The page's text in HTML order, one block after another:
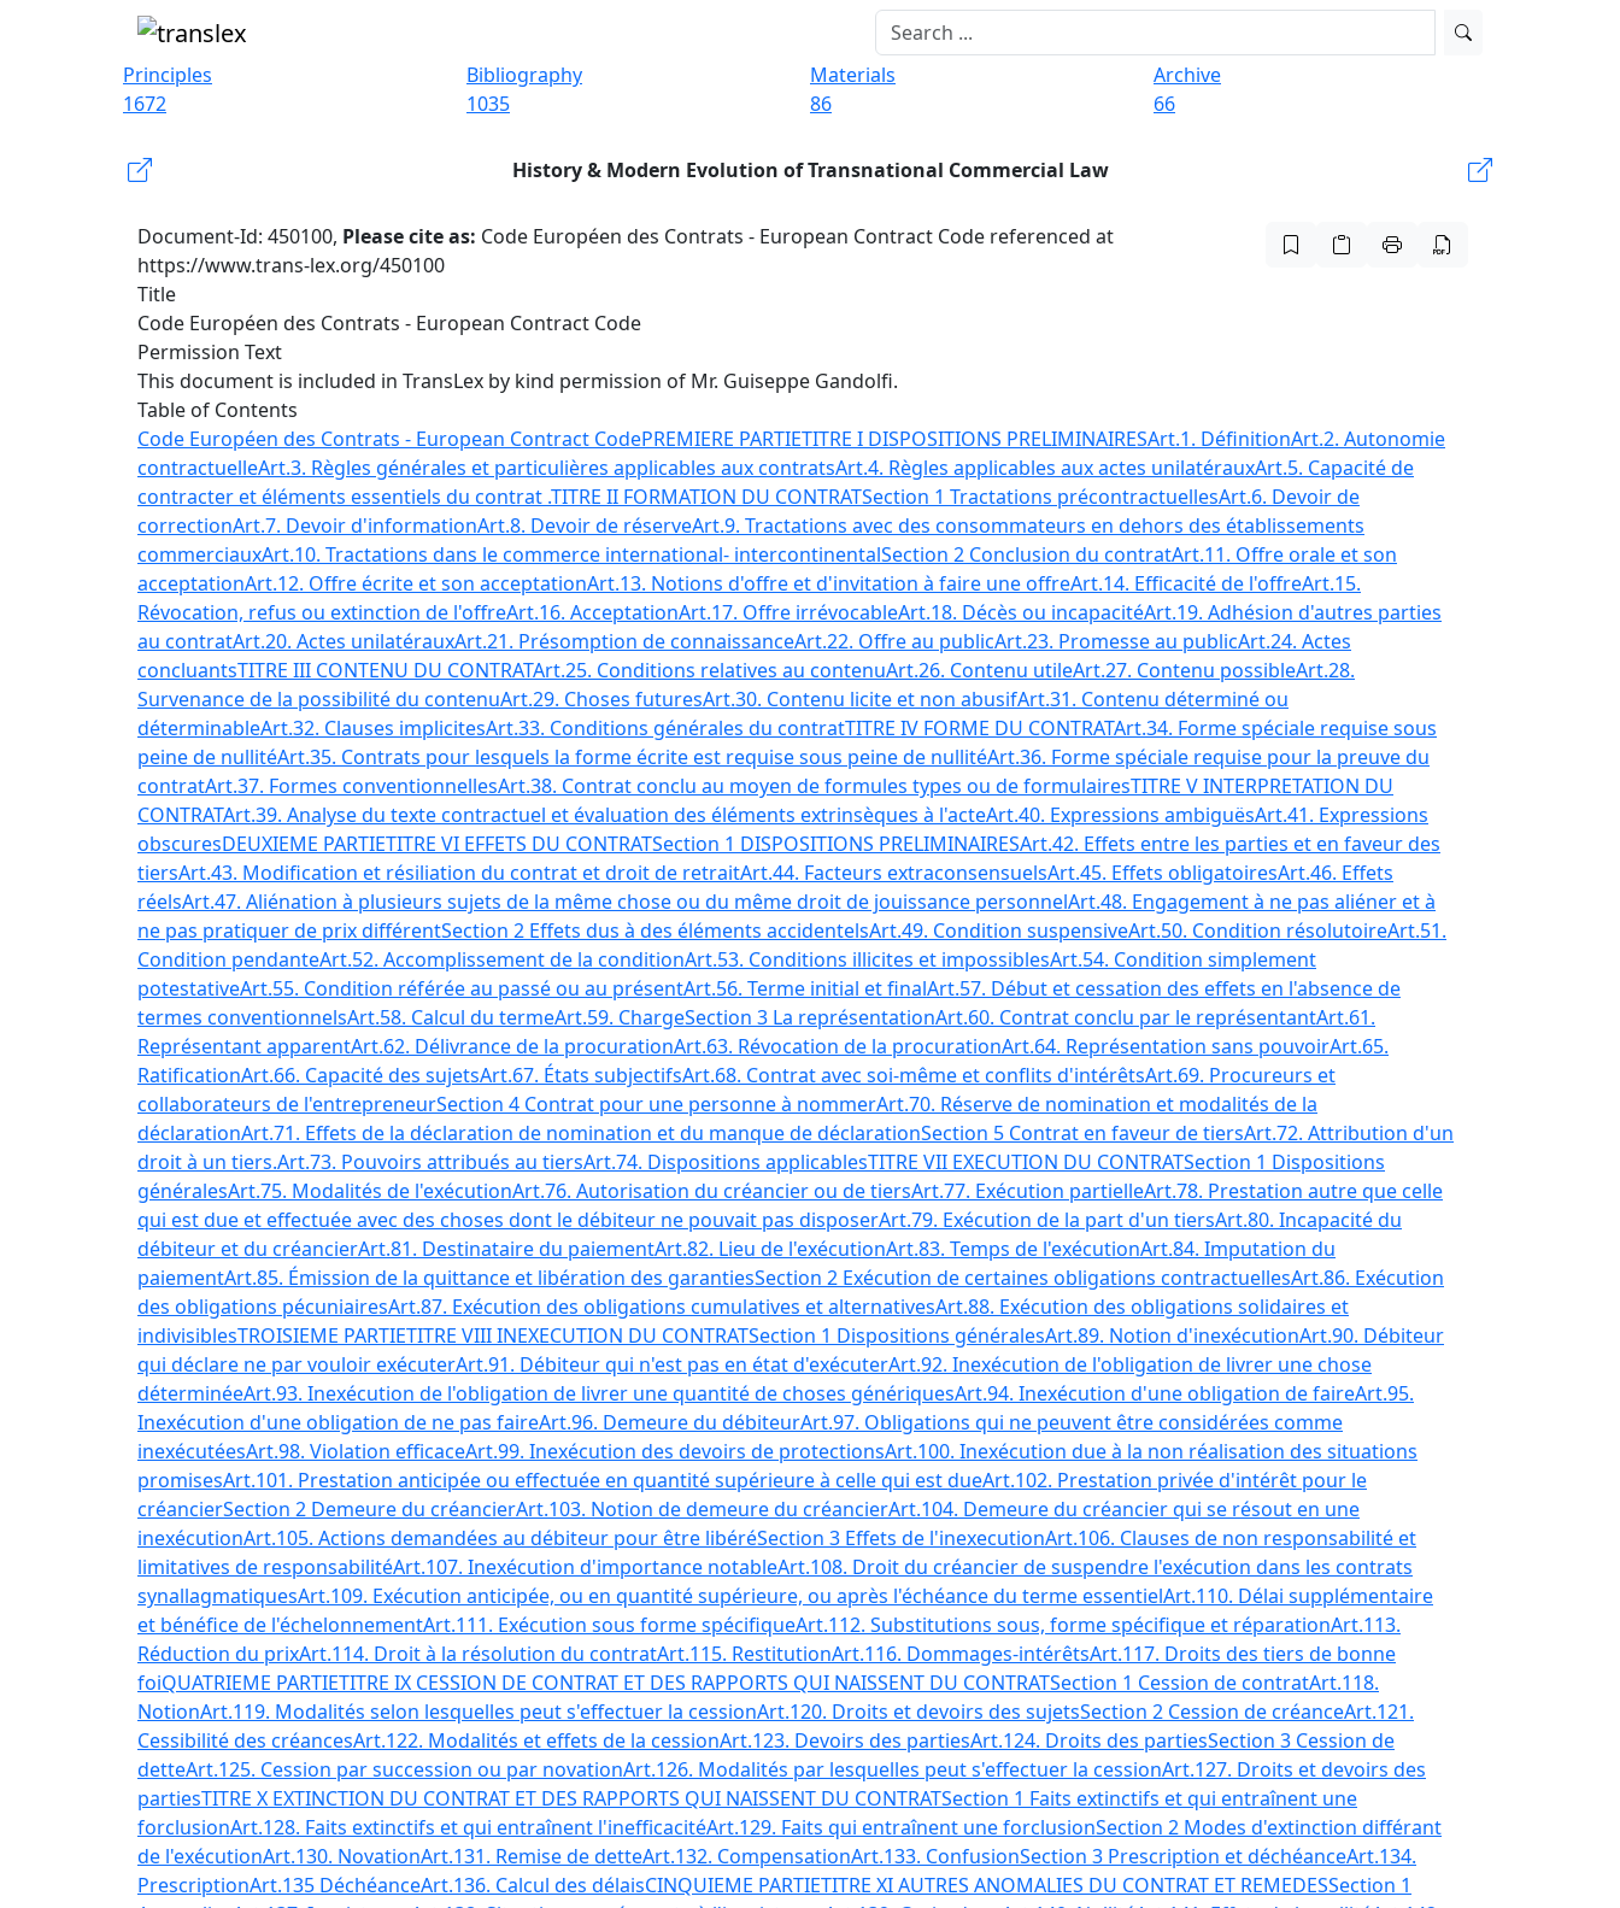
Principles
1672
Bibliography
1035
Materials
86
Archive
66
History & Modern Evolution of Transnational Commercial Law
Document-Id: 450100, Please cite as: Code Européen des Contrats - European Contract Code referenced at
https://www.trans-lex.org/450100
Title
Code Européen des Contrats - European Contract Code
Permission Text
This document is included in TransLex by kind permission of Mr. Guiseppe Gandolfi.
Table of Contents
Code Européen des Contrats - European Contract CodePREMIERE PARTIETITRE I DISPOSITIONS PRELIMINAIRESArt.1. DéfinitionArt.2. Autonomie
contractuelleArt.3. Règles générales et particulières applicables aux contratsArt.4. Règles applicables aux actes unilatérauxArt.5. Capacité de
contracter et éléments essentiels du contrat .TITRE II FORMATION DU CONTRATSection 1 Tractations précontractuellesArt.6. Devoir de
correctionArt.7. Devoir d'informationArt.8. Devoir de réserveArt.9. Tractations avec des consommateurs en dehors des établissements
commerciauxArt.10. Tractations dans le commerce international- intercontinentalSection 2 Conclusion du contratArt.11. Offre orale et son
acceptationArt.12. Offre écrite et son acceptationArt.13. Notions d'offre et d'invitation à faire une offreArt.14. Efficacité de l'offreArt.15.
Révocation, refus ou extinction de l'offreArt.16. AcceptationArt.17. Offre irrévocableArt.18. Décès ou incapacitéArt.19. Adhésion d'autres parties
au contratArt.20. Actes unilatérauxArt.21. Présomption de connaissanceArt.22. Offre au publicArt.23. Promesse au publicArt.24. Actes
concluantsTITRE III CONTENU DU CONTRATArt.25. Conditions relatives au contenuArt.26. Contenu utileArt.27. Contenu possibleArt.28.
Survenance de la possibilité du contenuArt.29. Choses futuresArt.30. Contenu licite et non abusifArt.31. Contenu déterminé ou
déterminableArt.32. Clauses implicitesArt.33. Conditions générales du contratTITRE IV FORME DU CONTRATArt.34. Forme spéciale requise sous
peine de nullitéArt.35. Contrats pour lesquels la forme écrite est requise sous peine de nullitéArt.36. Forme spéciale requise pour la preuve du
contratArt.37. Formes conventionnellesArt.38. Contrat conclu au moyen de formules types ou de formulairesTITRE V INTERPRETATION DU
CONTRATArt.39. Analyse du texte contractuel et évaluation des éléments extrinsèques à l'acteArt.40. Expressions ambiguësArt.41. Expressions
obscuresDEUXIEME PARTIETITRE VI EFFETS DU CONTRATSection 1 DISPOSITIONS PRELIMINAIRESArt.42. Effets entre les parties et en faveur des
tiersArt.43. Modification et résiliation du contrat et droit de retraitArt.44. Facteurs extraconsensuelsArt.45. Effets obligatoiresArt.46. Effets
réelsArt.47. Aliénation à plusieurs sujets de la même chose ou du même droit de jouissance personnelArt.48. Engagement à ne pas aliéner et à
ne pas pratiquer de prix différentSection 2 Effets dus à des éléments accidentelsArt.49. Condition suspensiveArt.50. Condition résolutoireArt.51.
Condition pendanteArt.52. Accomplissement de la conditionArt.53. Conditions illicites et impossiblesArt.54. Condition simplement
potestativeArt.55. Condition référée au passé ou au présentArt.56. Terme initial et finalArt.57. Début et cessation des effets en l'absence de
termes conventionnelsArt.58. Calcul du termeArt.59. ChargeSection 3 La représentationArt.60. Contrat conclu par le représentantArt.61.
Représentant apparentArt.62. Délivrance de la procurationArt.63. Révocation de la procurationArt.64. Représentation sans pouvoirArt.65.
RatificationArt.66. Capacité des sujetsArt.67. États subjectifsArt.68. Contrat avec soi-même et conflits d'intérêtsArt.69. Procureurs et
collaborateurs de l'entrepreneurSection 4 Contrat pour une personne à nommerArt.70. Réserve de nomination et modalités de la
déclarationArt.71. Effets de la déclaration de nomination et du manque de déclarationSection 5 Contrat en faveur de tiersArt.72. Attribution d'un
droit à un tiers.Art.73. Pouvoirs attribués au tiersArt.74. Dispositions applicablesTITRE VII EXECUTION DU CONTRATSection 1 Dispositions
généralesArt.75. Modalités de l'exécutionArt.76. Autorisation du créancier ou de tiersArt.77. Exécution partielleArt.78. Prestation autre que celle
qui est due et effectuée avec des choses dont le débiteur ne pouvait pas disposerArt.79. Exécution de la part d'un tiersArt.80. Incapacité du
débiteur et du créancierArt.81. Destinataire du paiementArt.82. Lieu de l'exécutionArt.83. Temps de l'exécutionArt.84. Imputation du
paiementArt.85. Émission de la quittance et libération des garantiesSection 2 Exécution de certaines obligations contractuellesArt.86. Exécution
des obligations pécuniairesArt.87. Exécution des obligations cumulatives et alternativesArt.88. Exécution des obligations solidaires et
indivisiblesTROISIEME PARTIETITRE VIII INEXECUTION DU CONTRATSection 1 Dispositions généralesArt.89. Notion d'inexécutionArt.90. Débiteur
qui déclare ne par vouloir exécuterArt.91. Débiteur qui n'est pas en état d'exécuterArt.92. Inexécution de l'obligation de livrer une chose
déterminéeArt.93. Inexécution de l'obligation de livrer une quantité de choses génériquesArt.94. Inexécution d'une obligation de faireArt.95.
Inexécution d'une obligation de ne pas faireArt.96. Demeure du débiteurArt.97. Obligations qui ne peuvent être considérées comme
inexécutéesArt.98. Violation efficaceArt.99. Inexécution des devoirs de protectionsArt.100. Inexécution due à la non réalisation des situations
promisesArt.101. Prestation anticipée ou effectuée en quantité supérieure à celle qui est dueArt.102. Prestation privée d'intérêt pour le
créancierSection 2 Demeure du créancierArt.103. Notion de demeure du créancierArt.104. Demeure du créancier qui se résout en une
inexécutionArt.105. Actions demandées au débiteur pour être libéréSection 3 Effets de l'inexecutionArt.106. Clauses de non responsabilité et
limitatives de responsabilitéArt.107. Inexécution d'importance notableArt.108. Droit du créancier de suspendre l'exécution dans les contrats
synallagmatiquesArt.109. Exécution anticipée, ou en quantité supérieure, ou après l'échéance du terme essentielArt.110. Délai supplémentaire
et bénéfice de l'échelonnementArt.111. Exécution sous forme spécifiqueArt.112. Substitutions sous, forme spécifique et réparationArt.113.
Réduction du prixArt.114. Droit à la résolution du contratArt.115. RestitutionArt.116. Dommages-intérêtsArt.117. Droits des tiers de bonne
foiQUATRIEME PARTIETITRE IX CESSION DE CONTRAT ET DES RAPPORTS QUI NAISSENT DU CONTRATSection 1 Cession de contratArt.118.
NotionArt.119. Modalités selon lesquelles peut s'effectuer la cessionArt.120. Droits et devoirs des sujetsSection 2 Cession de créanceArt.121.
Cessibilité des créancesArt.122. Modalités et effets de la cessionArt.123. Devoirs des partiesArt.124. Droits des partiesSection 3 Cession de
detteArt.125. Cession par succession ou par novationArt.126. Modalités par lesquelles peut s'effectuer la cessionArt.127. Droits et devoirs des
partiesTITRE X EXTINCTION DU CONTRAT ET DES RAPPORTS QUI NAISSENT DU CONTRATSection 1 Faits extinctifs et qui entraînent une
forclusionArt.128. Faits extinctifs et qui entraînent l'inefficacitéArt.129. Faits qui entraînent une forclusionSection 2 Modes d'extinction différant
de l'exécutionArt.130. NovationArt.131. Remise de detteArt.132. CompensationArt.133. ConfusionSection 3 Prescription et déchéanceArt.134.
PrescriptionArt.135 DéchéanceArt.136. Calcul des délaisCINQUIEME PARTIETITRE XI AUTRES ANOMALIES DU CONTRAT ET REMEDESSection 1